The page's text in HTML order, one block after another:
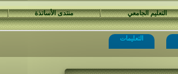
التعليم الجامعي منتدى الأساتذة
التعليمات